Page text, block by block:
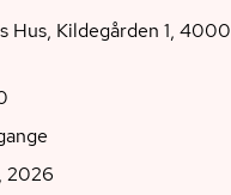
Hus, Kildegården 1, 4000
2026